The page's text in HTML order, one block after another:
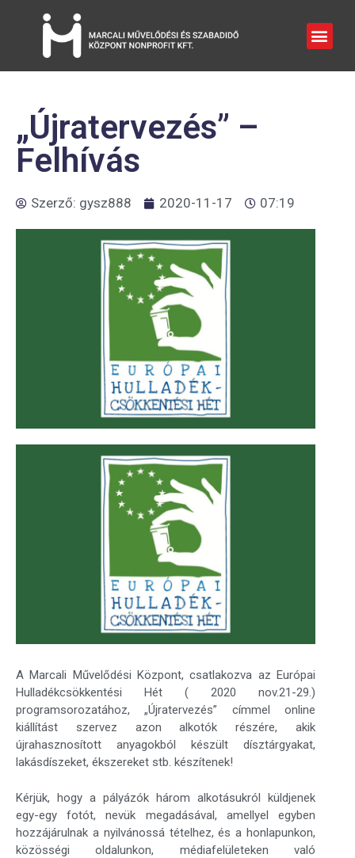
„Újratervezés” –
Felhívás
Szerző: gysz888 2020-11-17 07:19
A Marcali Művelődési Központ, csatlakozva az Európai
Hulladékcsökkentési Hét ( 2020 nov.21-29.)
programsorozatához, „Újratervezés” címmel online
kiállítást szervez azon alkotók részére, akik
újrahasznosított anyagokból készült dísztárgyakat,
lakásdíszeket, ékszereket stb. készítenek!
Kérjük, hogy a pályázók három alkotásukról küldjenek
egy-egy fotót, nevük megadásával, amellyel egyben
hozzájárulnak a nyilvánossá tételhez, és a honlapunkon,
közösségi oldalunkon, médiafelületeken való